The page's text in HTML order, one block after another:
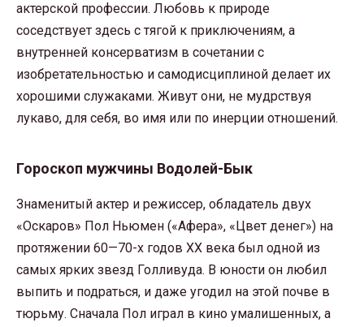
актерской профессии. Любовь к природе
соседствует здесь с тягой к приключениям, а
внутренней консерватизм в сочетании с
изобретательностью и самодисциплиной делает их
хорошими служаками. Живут они, не мудрствуя
лукаво, для себя, во имя или по инерции отношений.
Гороскоп мужчины Водолей-Бык
Знаменитый актер и режиссер, обладатель двух
«Оскаров» Пол Ньюмен («Афера», «Цвет денег») на
протяжении 60—70-х годов XX века был одной из
самых ярких звезд Голливуда. В юности он любил
выпить и подраться, и даже угодил на этой почве в
тюрьму. Сначала Пол играл в кино умалишенных, а